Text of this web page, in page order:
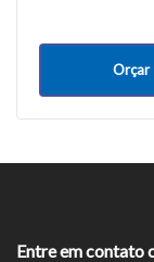
Orçar
Entre em contato